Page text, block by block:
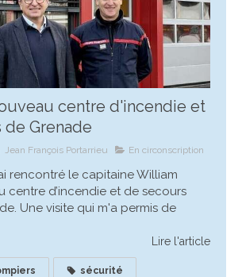
centre d'incendie et
Grenade
Jean François Portarrieu En circonscription
rencontré le capitaine William
centre d’incendie et de secours
Une visite qui m'a permis de
Lire l'article
sécurité